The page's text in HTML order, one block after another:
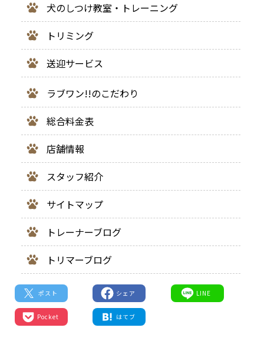
犬のしつけ教室・トレーニング
トリミング
送迎サービス
ラブワン!!のこだわり
総合料金表
店舗情報
スタッフ紹介
サイトマップ
トレーナーブログ
トリマーブログ
ポスト シェア LINE
Pocket はてブ